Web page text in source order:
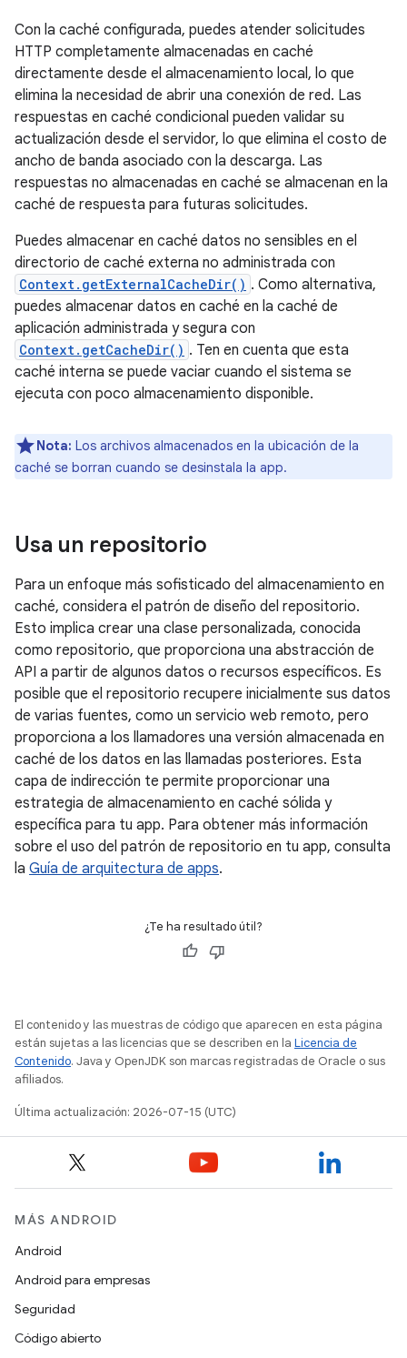
Con la caché configurada, puedes atender solicitudes
HTTP completamente almacenadas en caché
directamente desde el almacenamiento local, lo que
elimina la necesidad de abrir una conexión de red. Las
respuestas en caché condicional pueden validar su
actualización desde el servidor, lo que elimina el costo de
ancho de banda asociado con la descarga. Las
respuestas no almacenadas en caché se almacenan en la
caché de respuesta para futuras solicitudes.
Puedes almacenar en caché datos no sensibles en el
directorio de caché externa no administrada con
Context.getExternalCacheDir() . Como alternativa,
puedes almacenar datos en caché en la caché de
aplicación administrada y segura con
Context.getCacheDir() . Ten en cuenta que esta
caché interna se puede vaciar cuando el sistema se
ejecuta con poco almacenamiento disponible.
Nota: Los archivos almacenados en la ubicación de la
caché se borran cuando se desinstala la app.
Usa un repositorio
Para un enfoque más sofisticado del almacenamiento en
caché, considera el patrón de diseño del repositorio.
Esto implica crear una clase personalizada, conocida
como repositorio, que proporciona una abstracción de
API a partir de algunos datos o recursos específicos. Es
posible que el repositorio recupere inicialmente sus datos
de varias fuentes, como un servicio web remoto, pero
proporciona a los llamadores una versión almacenada en
caché de los datos en las llamadas posteriores. Esta
capa de indirección te permite proporcionar una
estrategia de almacenamiento en caché sólida y
específica para tu app. Para obtener más información
sobre el uso del patrón de repositorio en tu app, consulta
la Guía de arquitectura de apps.
¿Te ha resultado útil?
El contenido y las muestras de código que aparecen en esta página
están sujetas a las licencias que se describen en la Licencia de
Contenido. Java y OpenJDK son marcas registradas de Oracle o sus
afiliados.
Última actualización: 2026-07-15 (UTC)
MÁS ANDROID
Android
Android para empresas
Seguridad
Código abierto